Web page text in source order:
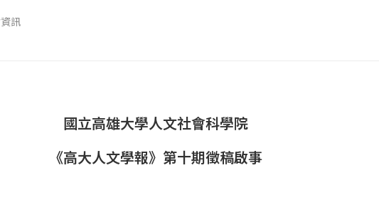
訊
國立高雄大學人文社會科學院
《高大人文學報》第十期徵稿啟事